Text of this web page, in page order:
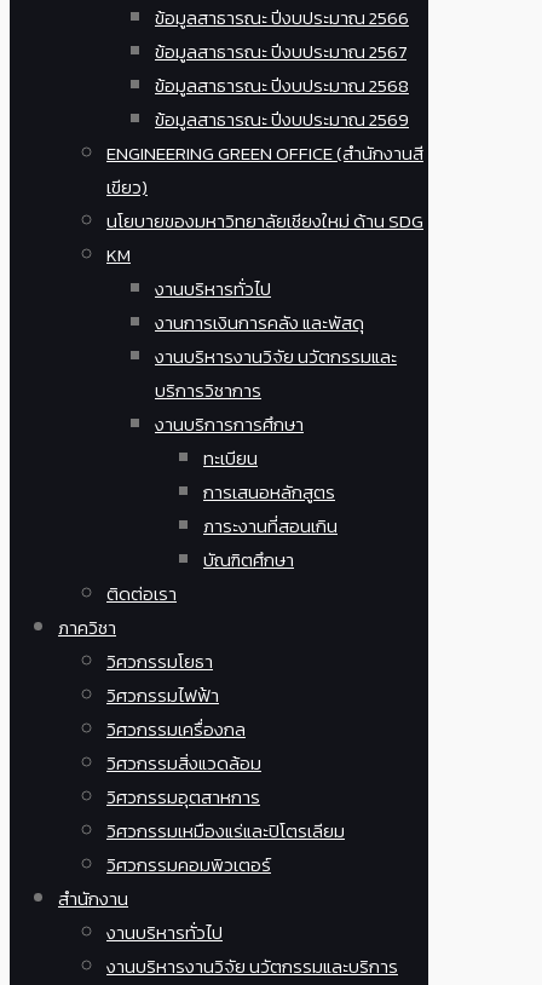
ข้อมูลสาธารณะ ปีงบประมาณ 2566
ข้อมูลสาธารณะ ปีงบประมาณ 2567
ข้อมูลสาธารณะ ปีงบประมาณ 2568
ข้อมูลสาธารณะ ปีงบประมาณ 2569
ENGINEERING GREEN OFFICE (สำนักงานสี
เขียว)
นโยบายของมหาวิทยาลัยเชียงใหม่ ด้าน SDG
KM
งานบริหารทั่วไป
งานการเงินการคลัง และพัสดุ
งานบริหารงานวิจัย นวัตกรรมและ
บริการวิชาการ
งานบริการการศึกษา
ทะเบียน
การเสนอหลักสูตร
ภาระงานที่สอนเกิน
บัณฑิตศึกษา
ติดต่อเรา
ภาควิชา
วิศวกรรมโยธา
วิศวกรรมไฟฟ้า
วิศวกรรมเครื่องกล
วิศวกรรมสิ่งแวดล้อม
วิศวกรรมอุตสาหการ
วิศวกรรมเหมืองแร่และปิโตรเลียม
วิศวกรรมคอมพิวเตอร์
สำนักงาน
งานบริหารทั่วไป
งานบริหารงานวิจัย นวัตกรรมและบริการ